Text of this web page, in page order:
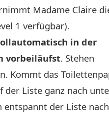
Madame Claire
1 verfügbar).
in der
vorbeiläufst. Stehen
Kommt das
der Liste ganz nach
entspannt der Liste nach